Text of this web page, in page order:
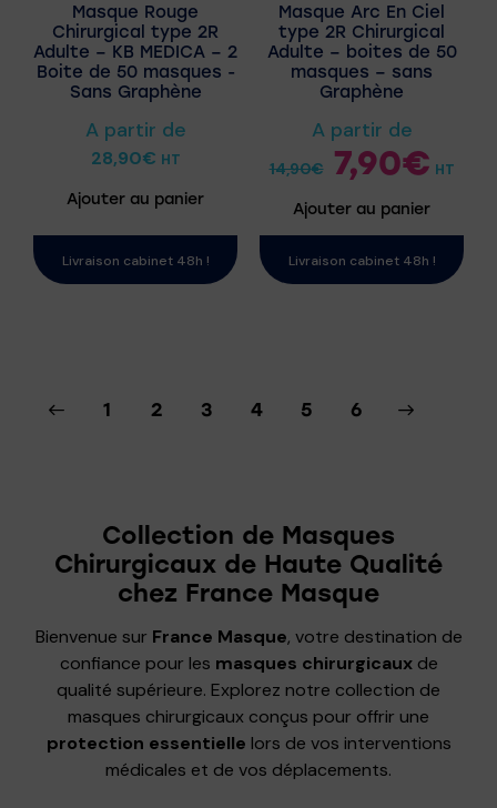
Masque Rouge
Chirurgical type 2R
Adulte – KB MEDICA – 2
Boite de 50 masques -
Sans Graphène
A partir de
28,90€ HT
Ajouter au panier
Livraison cabinet 48h !
Masque Arc En Ciel
type 2R Chirurgical
Adulte – boites de 50
masques – sans
Graphène
A partir de
14,90€ 7,90€ HT
Ajouter au panier
Livraison cabinet 48h !
1 2 3 4 5 6
→
Collection de Masques
Chirurgicaux de Haute Qualité
chez France Masque
Bienvenue sur France Masque, votre destination de
confiance pour les masques chirurgicauxde
qualité supérieure. Explorez notre collection de
masques chirurgicaux conçus pour offrir une
protection essentielle lors de vos interventions
médicales et de vos déplacements.